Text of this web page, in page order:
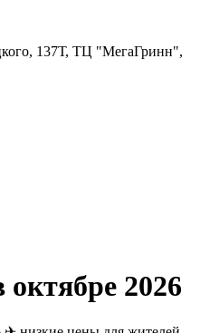
137Т, ТЦ "МегаГринн",
2026